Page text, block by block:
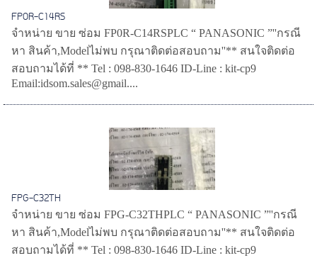
FP0R-C14RS
จำหน่าย ขาย ซ่อม FP0R-C14RSPLC “ PANASONIC ”''กรณี
หา สินค้า,Modelไม่พบ กรุณาติดต่อสอบถาม''** สนใจติดต่อ
สอบถามได้ที่ ** Tel : 098-830-1646 ID-Line : kit-cp9
Email:idsom.sales@gmail....
FPG-C32TH
จำหน่าย ขาย ซ่อม FPG-C32THPLC “ PANASONIC ”''กรณี
หา สินค้า,Modelไม่พบ กรุณาติดต่อสอบถาม''** สนใจติดต่อ
สอบถามได้ที่ ** Tel : 098-830-1646 ID-Line : kit-cp9